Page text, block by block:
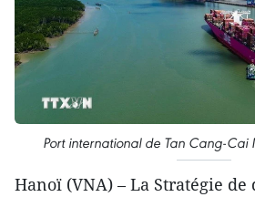
Port international de Tan Cang-Cai
Hanoï (VNA) – La Stratégie